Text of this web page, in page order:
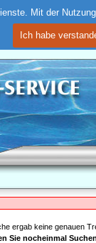
Mit der
Ich habe
ergab keine genauen
Sie nocheinmal